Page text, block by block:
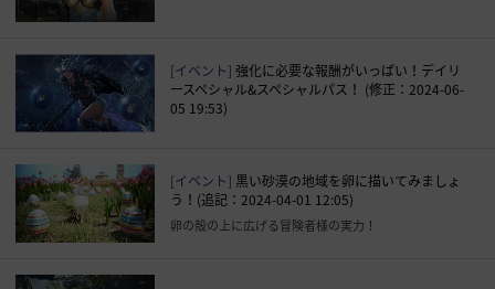
[イベント] 強化に必要な報酬がいっぱい！デイリ
ースペシャル&スペシャルパス！ (修正：2024-06-
05 19:53)
[イベント] 黒い砂漠の地域を卵に描いてみましょ
う！(追記：2024-04-01 12:05)
卵の殻の上に広げる冒険者様の実力！